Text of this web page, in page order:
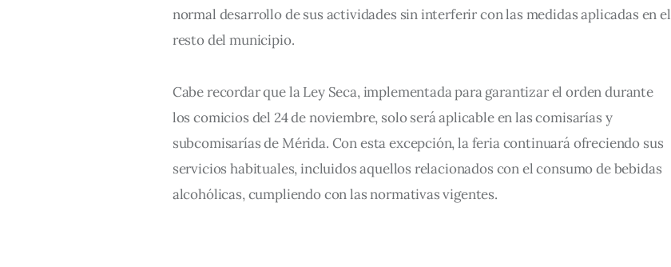
normal desarrollo de sus actividades sin interferir con las medidas aplicadas en el
resto del municipio.
Cabe recordar que la Ley Seca, implementada para garantizar el orden durante
los comicios del 24 de noviembre, solo será aplicable en las comisarías y
subcomisarías de Mérida. Con esta excepción, la feria continuará ofreciendo sus
servicios habituales, incluidos aquellos relacionados con el consumo de bebidas
alcohólicas, cumpliendo con las normativas vigentes.